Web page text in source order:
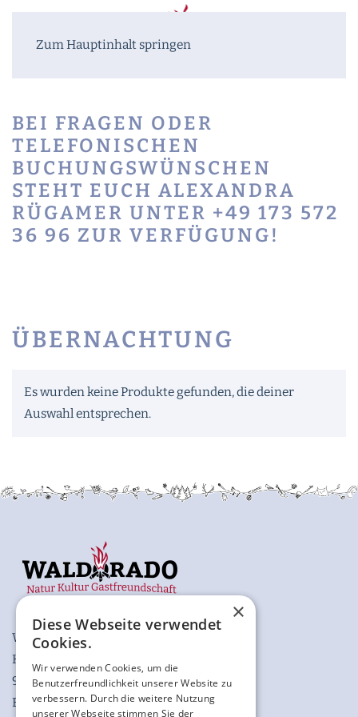
Zum Hauptinhalt springen
BEI FRAGEN ODER
TELEFONISCHEN
BUCHUNGSWÜNSCHEN
STEHT EUCH ALEXANDRA
RÜGAMER UNTER +49 173 572
36 96 ZUR VERFÜGUNG!
ÜBERNACHTUNG
Es wurden keine Produkte gefunden, die deiner
Auswahl entsprechen.
WALDORADO GmbH
Katzenberg 2
97980 Bad Mergentheim
Baden-Württemberg
×
Diese Webseite verwendet
Cookies.
Wir verwenden Cookies, um die
Benutzerfreundlichkeit unserer Website zu
verbessern. Durch die weitere Nutzung
unserer Webseite stimmen Sie der